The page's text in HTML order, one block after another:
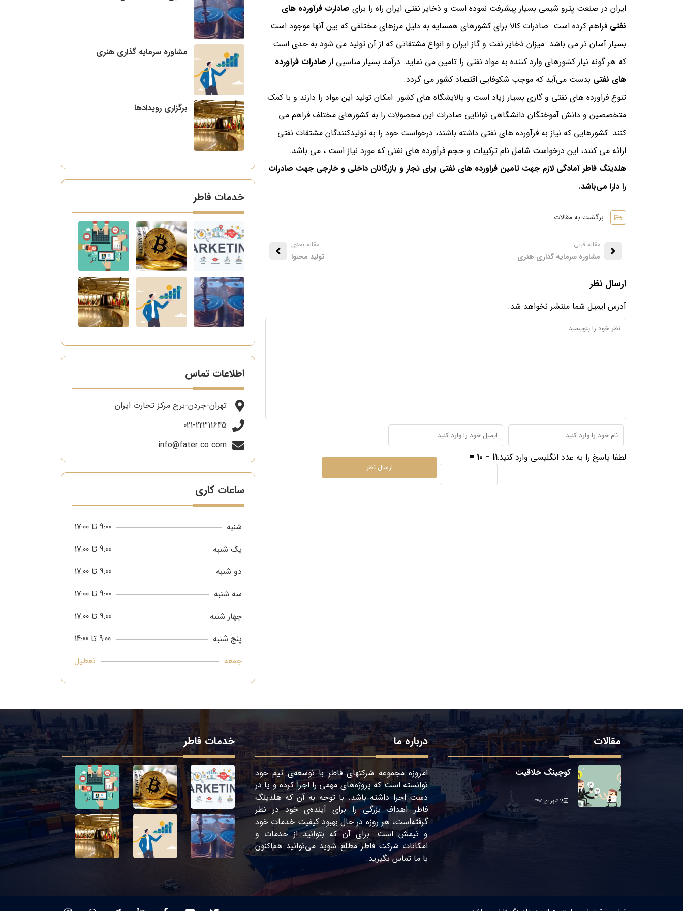
ایران در صنعت پترو شیمی بسیار پیشرفت نموده است و ذخایر نفتی ایران راه را برای صادارت فرآورده های
نفتی فراهم کرده است. صادرات کالا برای کشورهای همسایه به دلیل مرزهای مختلفی که بین آنها موجود است
بسیار آسان تر می باشد. میزان ذخایر نفت و گاز ایران و انواع مشتقاتی که از آن تولید می شود به حدی است
که هر گونه نیاز کشورهای وارد کننده به مواد نفتی را تامین می نماید. درآمد بسیار مناسبی از صادرات فرآورده
های نفتی بدست می‌آید که موجب شکوفایی اقتصاد کشور می گردد.
تنوع فراورده های نفتی و گازی بسیار زیاد است و پالایشگاه های کشور امکان تولید این مواد را دارند و با کمک
متخصصین و دانش آموختگان دانشگاهی توانایی صادرات این محصولات را به کشورهای مختلف فراهم می
کنند. کشورهایی که نیاز به فرآورده های نفتی داشته باشند، درخواست خود را به تولیدکنندگان مشتقات نفتی
ارائه می کنند، این درخواست شامل نام ترکیبات و حجم فرآورده های نفتی که مورد نیاز است ، می باشد.
هلدینگ فاطر آمادگی لازم جهت تامین فراورده های نفتی برای تجار و بازرگانان داخلی و خارجی جهت صادرات
را دارا می‌باشد.
برگشت به مقالات
مقاله قبلی:
مشاوره سرمایه گذاری هنری
:مقاله بعدی
تولید محتوا
ارسال نظر
آدرس ایمیل شما منتشر نخواهد شد.
لطفا پاسخ را به عدد انگلیسی وارد کنید:11 − 10 =
مشاوره سرمایه گذاری هنری
برگزاری رویدادها
خدمات فاطر
اطلاعات تماس
تهران-جردن-برج مرکز تجارت ایران
021-22311645
info@fater.co.com
ساعات کاری
شنبه
9:00 تا 17:00
یک شنبه
9:00 تا 17:00
دو شنبه
9:00 تا 17:00
سه شنبه
9:00 تا 17:00
چهار شنبه
9:00 تا 17:00
پنج شنبه
9:00 تا 14:00
جمعه
تعطیل
مقالات
کوچینگ خلاقیت
۱۸ شهریور ۱۴۰۱
درباره ما
امروزه مجموعه شرکتهای فاطر با توسعه‌ی تیم خود
توانسته است که پروژه‌های مهمی را اجرا کرده و یا در
دست اجرا داشته باشد. با توجه به آن که هلدینگ
فاطر اهداف بزرگی را برای آینده‌ی خود در نظر
گرفته‌است، هر روزه در حال بهبود کیفیت خدمات خود
و تیمش است. برای آن که بتوانید از خدمات و
امکانات شرکت فاطر مطلع شوید می‌توانید هم‌اکنون
با ما تماس بگیرید.
خدمات فاطر